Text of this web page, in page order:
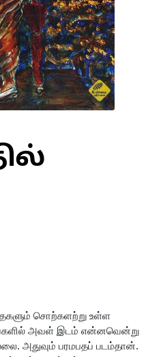
சொற்களற்று உள்ள
அவள் இடம் என்னவென்று
அதுவும் பரமபதப் படம்தான்.